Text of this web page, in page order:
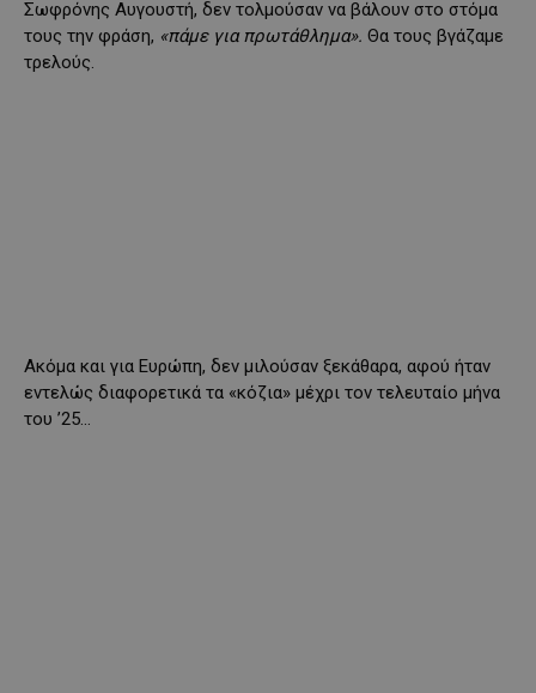
Σωφρόνης Αυγουστή, δεν τολμούσαν να βάλουν στο στόμα
τους την φράση, «πάμε για πρωτάθλημα». Θα τους βγάζαμε
τρελούς.
Ακόμα και για Ευρώπη, δεν μιλούσαν ξεκάθαρα, αφού ήταν
εντελώς διαφορετικά τα «κόζια» μέχρι τον τελευταίο μήνα
του ’25…